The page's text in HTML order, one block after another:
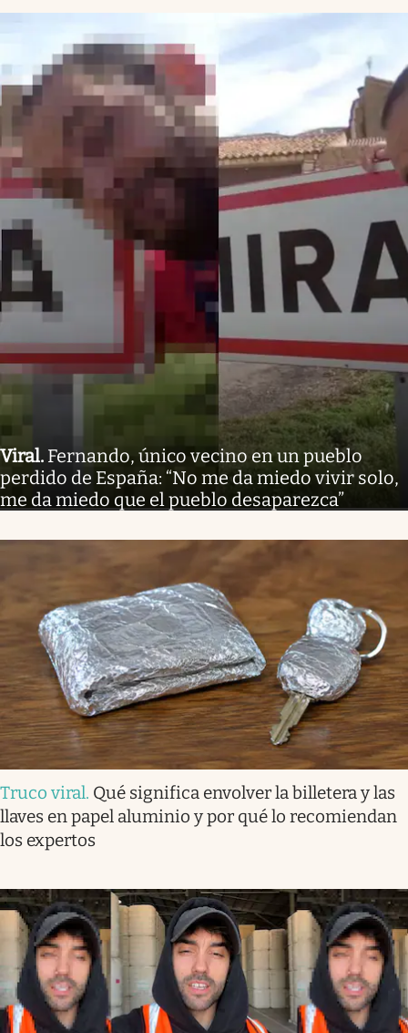
Viral. Fernando, único vecino en un pueblo
perdido de España: “No me da miedo vivir solo,
me da miedo que el pueblo desaparezca”
Truco viral. Qué significa envolver la billetera y las
llaves en papel aluminio y por qué lo recomiendan
los expertos